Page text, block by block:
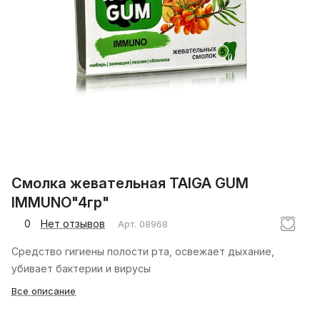
Смолка жевательная TAIGA GUM
IMMUNO"4гр"
0 Нет отзывов Арт. 08968
Средство гигиены полости рта, освежает дыхание,
убивает бактерии и вирусы
Все описание